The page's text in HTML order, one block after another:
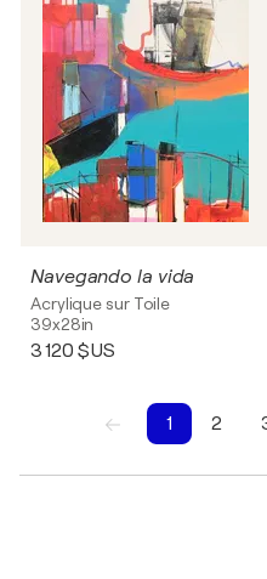
Navegando la vida
Acrylique sur Toile
39x28in
3 120 $US
1 2